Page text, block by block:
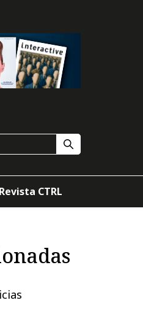
Revista CTRL